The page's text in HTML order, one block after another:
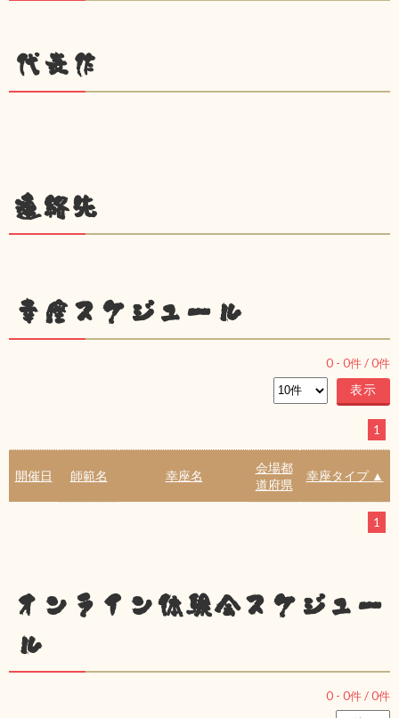
代表作
連絡先
幸座スケジュール
0 - 0件 /0件
1
開催日 師範名 幸座名
会場都
道府県
幸座タイプ ▲
1
オンライン体験会スケジュー
ル
0 - 0件 /0件